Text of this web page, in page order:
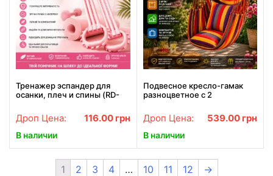
Тренажер эспандер для
осанки, плеч и спины (RD-
Дроп Цена: 116.00 грн
В наличии
Подвесное кресло-гамак
разноцветное с 2
для отдыха, сна, дачи, сада,
кемпинга и открытого
воздуха
Дроп Цена: 539.00 грн
В наличии
1 2 3 4 … 10 11 12 →